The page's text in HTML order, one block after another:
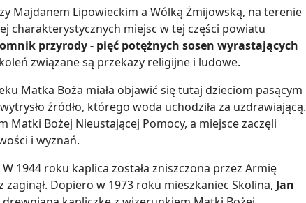
Majdanem Lipowieckim a Wólką Żmijowską, na terenie
charakterystycznych miejsc w tej części powiatu
przyrody - pięć potężnych sosen wyrastających
związane są przekazy religijne i ludowe.
Matka Boża miała objawić się tutaj dzieciom pasącym
źródło, którego woda uchodziła za uzdrawiającą.
Matki Bożej Nieustającej Pomocy, a miejsce zaczęli
i wyznań.
1944 roku kaplica została zniszczona przez Armię
Dopiero w 1973 roku mieszkaniec Skolina, Jan